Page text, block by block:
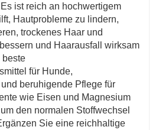
ist reich an hochwertigem
Hautprobleme zu lindern,
trockenes Haar und
und Haarausfall wirksam
beste
für Hunde,
beruhigende Pflege für
wie Eisen und Magnesium
den normalen Stoffwechsel
Sie eine reichhaltige